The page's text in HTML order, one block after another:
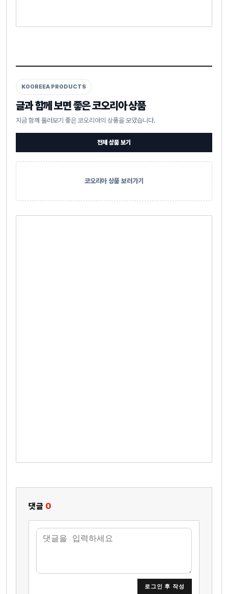
KOOREEA PRODUCTS
글과 함께 보면 좋은 코오리아 상품
지금 함께 둘러보기 좋은 코오리아의 상품을 모았습니다.
전체 상품 보기
코오리아 상품 보러가기
댓글 0
로그인 후 작성